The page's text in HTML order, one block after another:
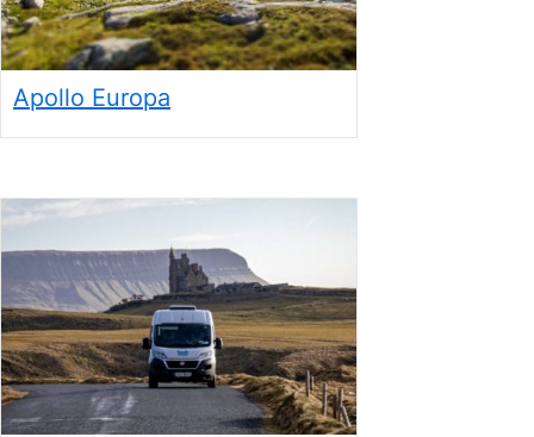
Apollo Europa